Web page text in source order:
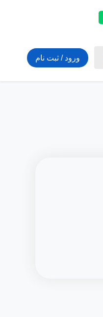
ورود / ثبت نام